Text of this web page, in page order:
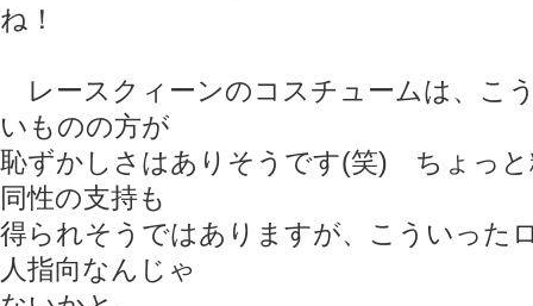
ね！
レースクィーンのコスチュームは、こ
いものの方が
恥ずかしさはありそうです(笑) ちょっ
同性の支持も
得られそうではありますが、こういった
人指向なんじゃ